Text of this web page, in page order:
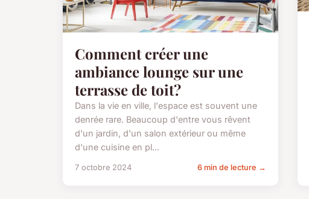
Comment créer une
ambiance lounge sur une
terrasse de toit?
Dans la vie en ville, l'espace est souvent une
denrée rare. Beaucoup d'entre vous rêvent
d'un jardin, d'un salon extérieur ou même
d'une cuisine en pl...
7 octobre 2024 6 min de lecture →